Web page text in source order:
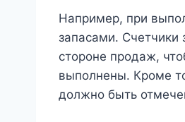
Например, при
запасами.
стороне продаж,
выполнены. Кроме
должно быть